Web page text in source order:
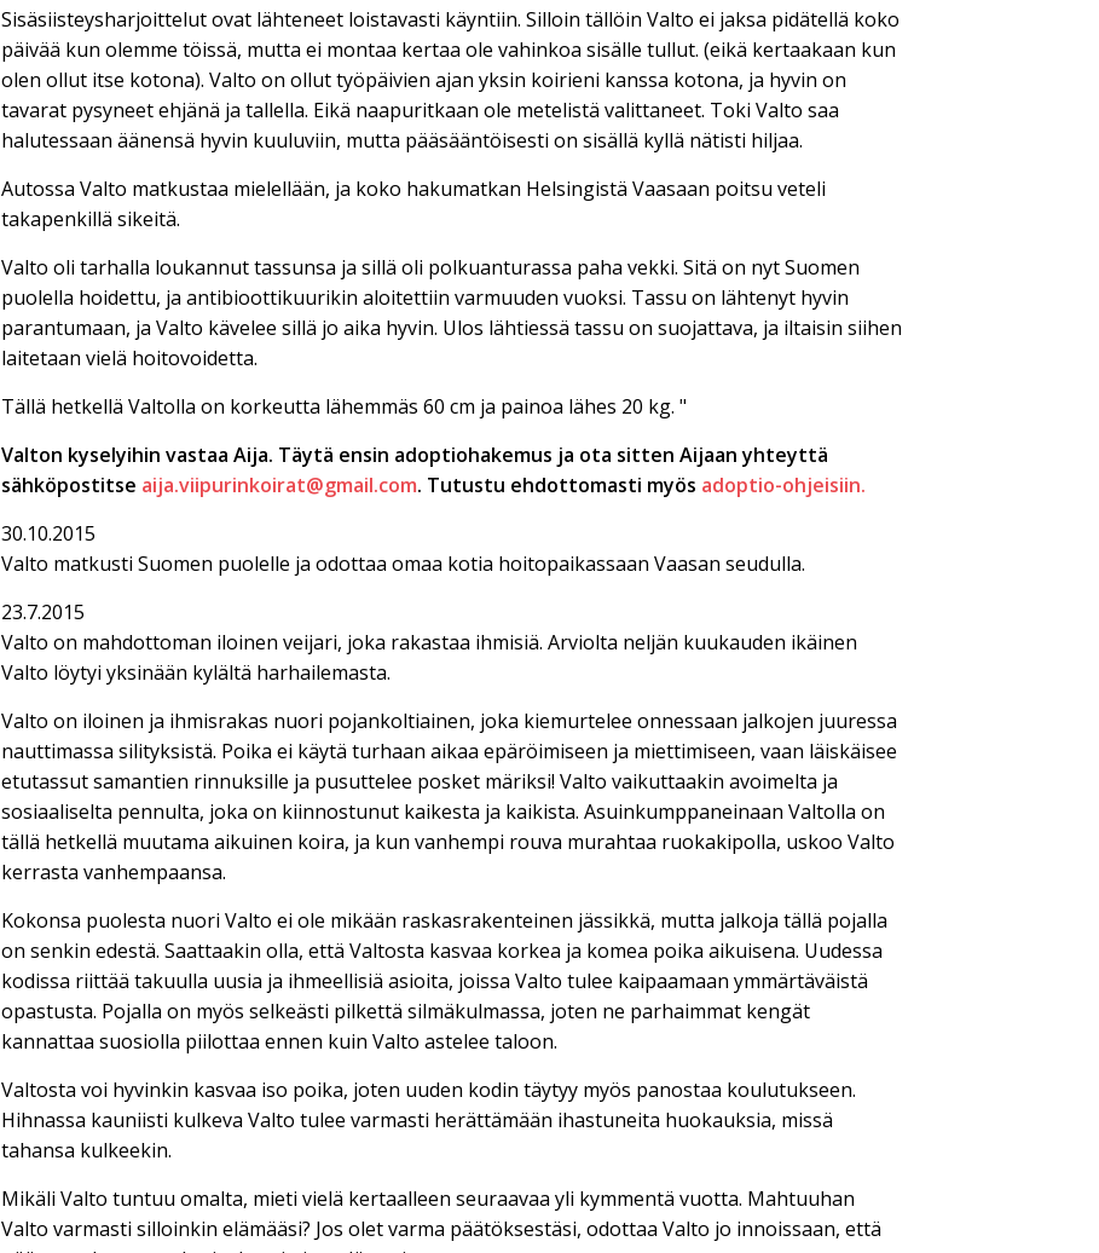
Sisäsiisteysharjoittelut ovat lähteneet loistavasti käyntiin. Silloin tällöin Valto ei jaksa pidätellä koko
päivää kun olemme töissä, mutta ei montaa kertaa ole vahinkoa sisälle tullut. (eikä kertaakaan kun
olen ollut itse kotona). Valto on ollut työpäivien ajan yksin koirieni kanssa kotona, ja hyvin on
tavarat pysyneet ehjänä ja tallella. Eikä naapuritkaan ole metelistä valittaneet. Toki Valto saa
halutessaan äänensä hyvin kuuluviin, mutta pääsääntöisesti on sisällä kyllä nätisti hiljaa.
Autossa Valto matkustaa mielellään, ja koko hakumatkan Helsingistä Vaasaan poitsu veteli
takapenkillä sikeitä.
Valto oli tarhalla loukannut tassunsa ja sillä oli polkuanturassa paha vekki. Sitä on nyt Suomen
puolella hoidettu, ja antibioottikuurikin aloitettiin varmuuden vuoksi. Tassu on lähtenyt hyvin
parantumaan, ja Valto kävelee sillä jo aika hyvin. Ulos lähtiessä tassu on suojattava, ja iltaisin siihen
laitetaan vielä hoitovoidetta.
Tällä hetkellä Valtolla on korkeutta lähemmäs 60 cm ja painoa lähes 20 kg. "
Valton kyselyihin vastaa Aija. Täytä ensin adoptiohakemus ja ota sitten Aijaan yhteyttä
sähköpostitse aija.viipurinkoirat@gmail.com. Tutustu ehdottomasti myös adoptio-ohjeisiin.
30.10.2015
Valto matkusti Suomen puolelle ja odottaa omaa kotia hoitopaikassaan Vaasan seudulla.
23.7.2015
Valto on mahdottoman iloinen veijari, joka rakastaa ihmisiä. Arviolta neljän kuukauden ikäinen
Valto löytyi yksinään kylältä harhailemasta.
Valto on iloinen ja ihmisrakas nuori pojankoltiainen, joka kiemurtelee onnessaan jalkojen juuressa
nauttimassa silityksistä. Poika ei käytä turhaan aikaa epäröimiseen ja miettimiseen, vaan läiskäisee
etutassut samantien rinnuksille ja pusuttelee posket märiksi! Valto vaikuttaakin avoimelta ja
sosiaaliselta pennulta, joka on kiinnostunut kaikesta ja kaikista. Asuinkumppaneinaan Valtolla on
tällä hetkellä muutama aikuinen koira, ja kun vanhempi rouva murahtaa ruokakipolla, uskoo Valto
kerrasta vanhempaansa.
Kokonsa puolesta nuori Valto ei ole mikään raskasrakenteinen jässikkä, mutta jalkoja tällä pojalla
on senkin edestä. Saattaakin olla, että Valtosta kasvaa korkea ja komea poika aikuisena. Uudessa
kodissa riittää takuulla uusia ja ihmeellisiä asioita, joissa Valto tulee kaipaamaan ymmärtäväistä
opastusta. Pojalla on myös selkeästi pilkettä silmäkulmassa, joten ne parhaimmat kengät
kannattaa suosiolla piilottaa ennen kuin Valto astelee taloon.
Valtosta voi hyvinkin kasvaa iso poika, joten uuden kodin täytyy myös panostaa koulutukseen.
Hihnassa kauniisti kulkeva Valto tulee varmasti herättämään ihastuneita huokauksia, missä
tahansa kulkeekin.
Mikäli Valto tuntuu omalta, mieti vielä kertaalleen seuraavaa yli kymmentä vuotta. Mahtuuhan
Valto varmasti silloinkin elämääsi? Jos olet varma päätöksestäsi, odottaa Valto jo innoissaan, että